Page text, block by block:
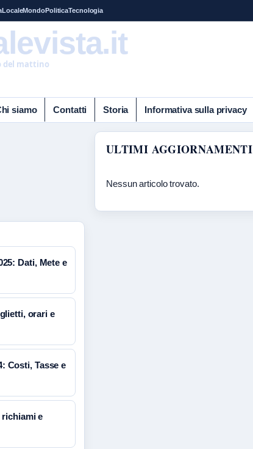
LocaleMondoPoliticaTecnologia
del mattino
siamo Contatti Storia Informativa sulla privacy
ULTIMI AGGIORNAMENTI
Nessun articolo trovato.
Dati, Mete e
orari e
Costi, Tasse e
e